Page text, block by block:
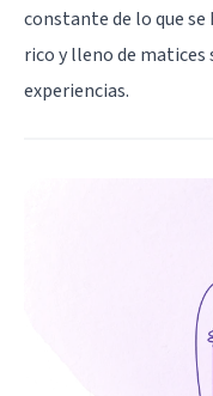
constante de lo que
rico y lleno de matices
experiencias.